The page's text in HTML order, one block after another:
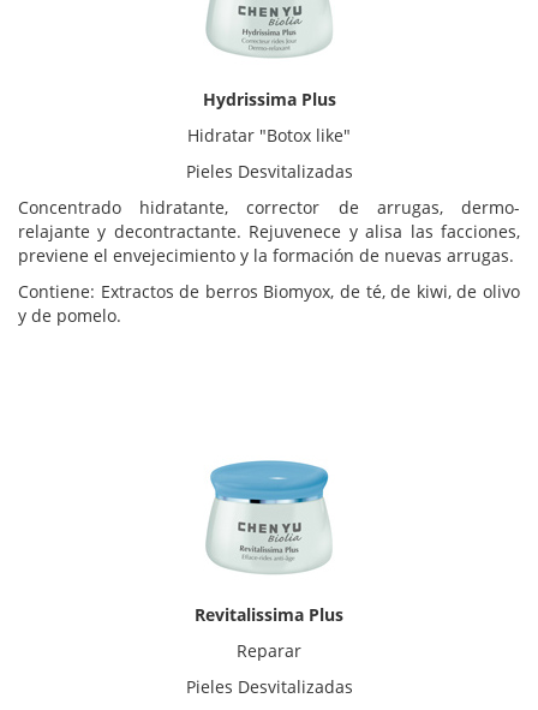
Hydrissima Plus
Hidratar "Botox like"
Pieles Desvitalizadas
Concentrado hidratante, corrector de arrugas, dermo-
relajante y decontractante. Rejuvenece y alisa las facciones,
previene el envejecimiento y la formación de nuevas arrugas.
Contiene: Extractos de berros Biomyox, de té, de kiwi, de olivo
y de pomelo.
Revitalissima Plus
Reparar
Pieles Desvitalizadas